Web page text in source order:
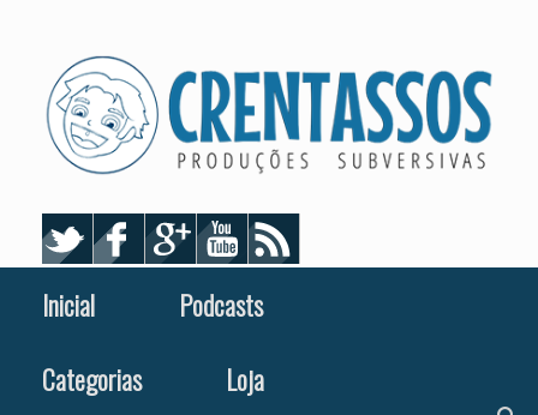
Inicial
Podcasts
Categorias
Loja